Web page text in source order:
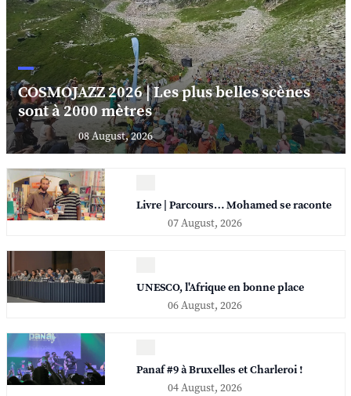
COSMOJAZZ 2026 | Les plus belles scènes
sont à 2000 mètres
08 August, 2026
Livre | Parcours… Mohamed se raconte
07 August, 2026
UNESCO, l'Afrique en bonne place
06 August, 2026
Panaf #9 à Bruxelles et Charleroi !
04 August, 2026